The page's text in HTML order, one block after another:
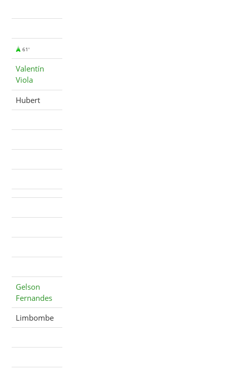
61'
Valentín
Viola
Hubert
Gelson
Fernandes
Limbombe